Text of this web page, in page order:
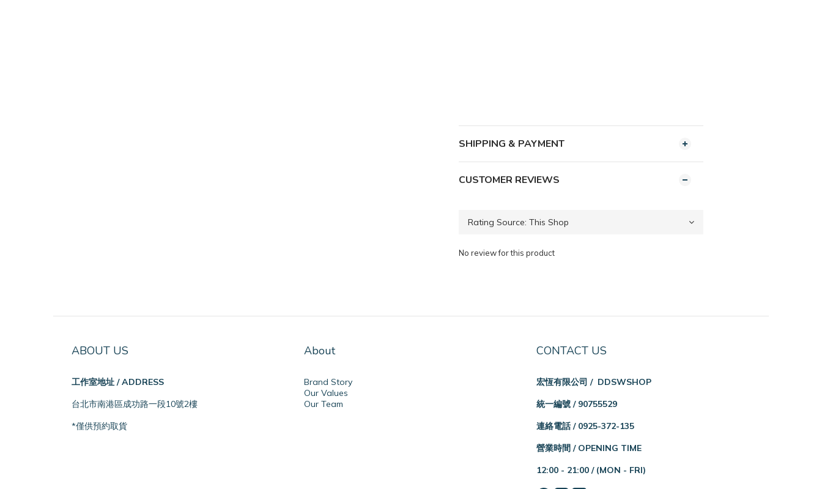
SHIPPING & PAYMENT
CUSTOMER REVIEWS
No review for this product
ABOUT US
工作室地址 / ADDRESS
台北市南港區成功路一段10號2樓
*僅供預約取貨
About
Brand Story
Our Values
Our Team
CONTACT US
宏恆有限公司 / DDSWSHOP
統一編號 / 90755529
連絡電話 / 0925-372-135
營業時間 / OPENING TIME
12:00 - 21:00 / (MON - FRI)